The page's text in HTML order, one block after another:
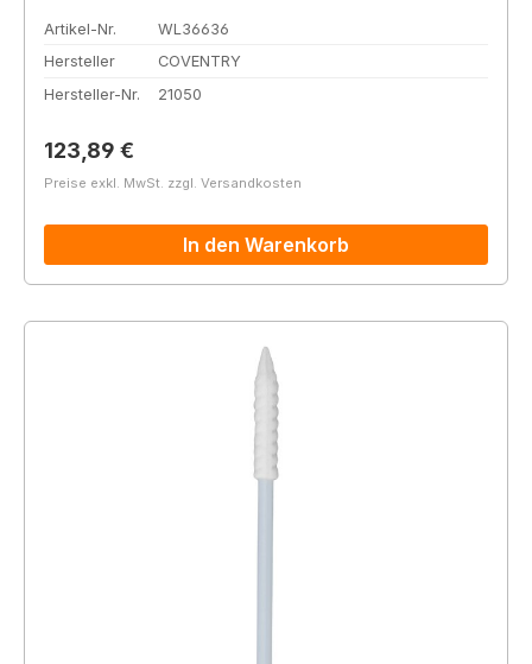
Artikel-Nr.
WL36636
Hersteller
COVENTRY
Hersteller-Nr.
21050
Regulärer Preis:
123,89 €
Preise exkl. MwSt. zzgl. Versandkosten
In den Warenkorb